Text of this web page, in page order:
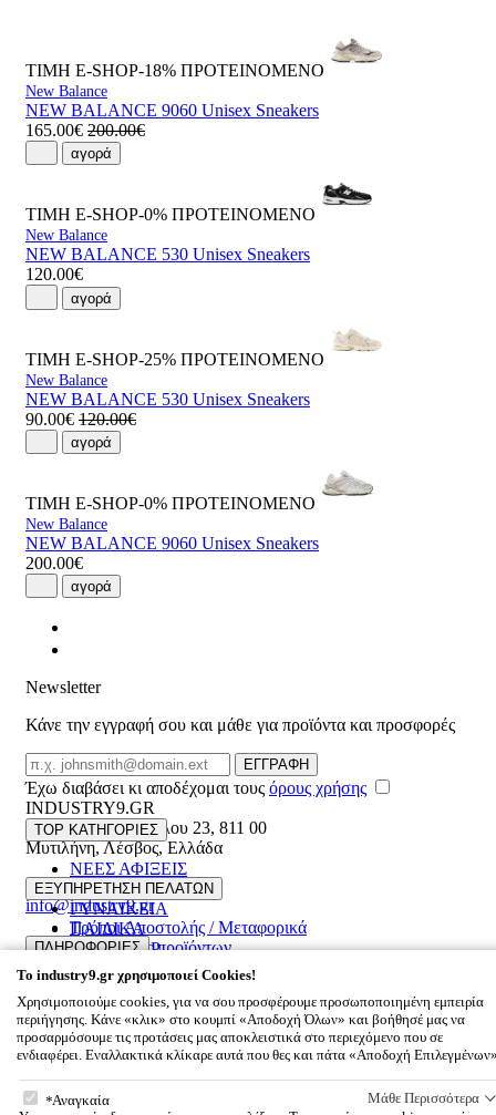
ΤΙΜΗ E-SHOP-18% ΠΡΟΤΕΙΝΟΜΕΝΟ
New Balance
NEW BALANCE 9060 Unisex Sneakers
165.00€ 200.00€
αγορά
ΤΙΜΗ E-SHOP-0% ΠΡΟΤΕΙΝΟΜΕΝΟ
New Balance
NEW BALANCE 530 Unisex Sneakers
120.00€
αγορά
ΤΙΜΗ E-SHOP-25% ΠΡΟΤΕΙΝΟΜΕΝΟ
New Balance
NEW BALANCE 530 Unisex Sneakers
90.00€ 120.00€
αγορά
ΤΙΜΗ E-SHOP-0% ΠΡΟΤΕΙΝΟΜΕΝΟ
New Balance
NEW BALANCE 9060 Unisex Sneakers
200.00€
αγορά
Newsletter
Κάνε την εγγραφή σου και μάθε για προϊόντα και προσφορές
Email
ΕΓΓΡΑΦΗ
Έχω διαβάσει κι αποδέχομαι τους όρους χρήσης
INDUSTRY9.GR
Ελευθέριου Βενιζέλου 23, 811 00
Μυτιλήνη,Λέσβος,Ελλάδα
22510 55629
info@industry9.gr
TOP ΚΑΤΗΓΟΡΙΕΣ
ΝΕΕΣ ΑΦΙΞΕΙΣ
ΑΝΔΡΙΚΑ
ΓΥΝΑΙΚΕΙΑ
ΠΑΙΔΙΚΑ
ΑΞΕΣΟΥΑΡ
OFFERS UP TO 60%
ΕΞΥΠΗΡΕΤΗΣΗ ΠΕΛΑΤΩΝ
Τρόποι Αποστολής / Μεταφορικά
Επιστροφές προϊόντων
Συχνές ερωτήσεις
ΠΛΗΡΟΦΟΡΙΕΣ
Εταιρικό προφίλ
Επικοινωνία
Όροι χρήσης
© 2026INDUSTRY9.GRAll rights reserved
Designed & developed byNETMECHANICS
× Το Καλάθι Σου
0
To industry9.gr χρησιμοποιεί Cookies!
Χρησιμοποιούμε cookies, για να σου προσφέρουμε προσωποποιημένη εμπειρία
περιήγησης. Κάνε «κλικ» στο κουμπί «Αποδοχή Όλων» και βοήθησέ μας να
προσαρμόσουμε τις προτάσεις μας αποκλειστικά στο περιεχόμενο που σε
ενδιαφέρει. Εναλλακτικά κλίκαρε αυτά που θες και πάτα «Αποδοχή
To
Αναγκαία Μάθε Περισσότερα